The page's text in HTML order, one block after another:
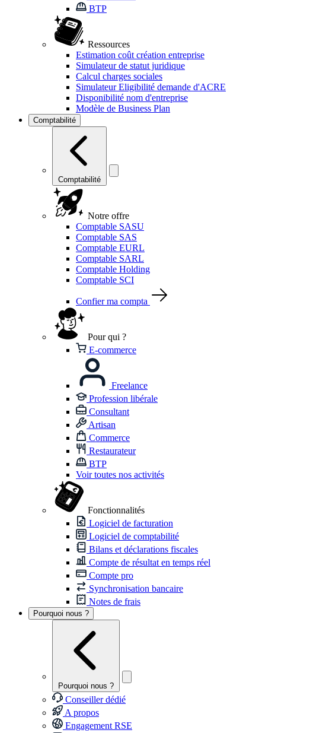
BTP
Ressources
Estimation coût création entreprise
Simulateur de statut juridique
Calcul charges sociales
Simulateur Eligibilité demande d'ACRE
Disponibilité nom d'entreprise
Modèle de Business Plan
Comptabilité
Comptabilité
Notre offre
Comptable SASU
Comptable SAS
Comptable EURL
Comptable SARL
Comptable Holding
Comptable SCI
Confier ma compta
Pour qui ?
E-commerce
Freelance
Profession libérale
Consultant
Artisan
Commerce
Restaurateur
BTP
Voir toutes nos activités
Fonctionnalités
Logiciel de facturation
Logiciel de comptabilité
Bilans et déclarations fiscales
Compte de résultat en temps réel
Compte pro
Synchronisation bancaire
Notes de frais
Pourquoi nous ?
Pourquoi nous ?
Conseiller dédié
A propos
Engagement RSE